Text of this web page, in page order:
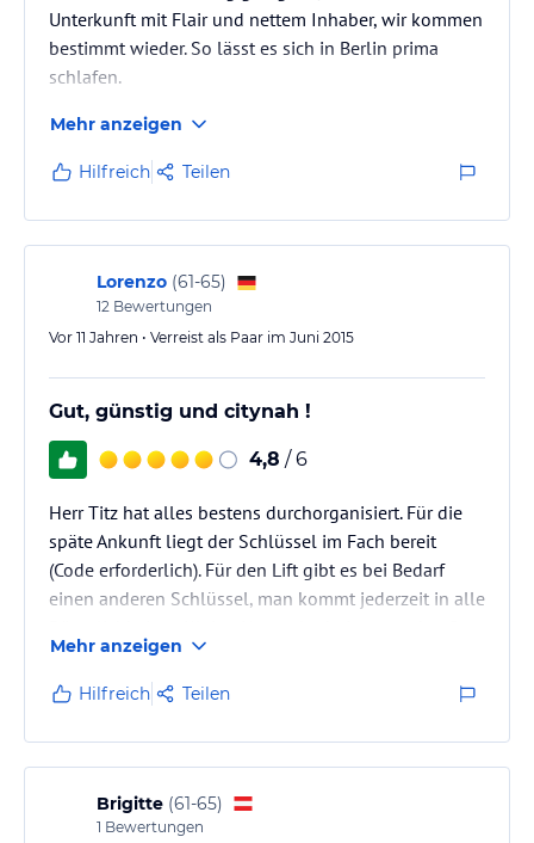
Unterkunft mit Flair und nettem Inhaber, wir kommen
bestimmt wieder. So lässt es sich in Berlin prima
schlafen.
Mehr anzeigen
Hilfreich Teilen
Lorenzo (61-65)
12 Bewertungen
Vor 11 Jahren • Verreist als Paar im Juni 2015
Gut, günstig und citynah !
4,8 / 6
Herr Titz hat alles bestens durchorganisiert. Für die
späte Ankunft liegt der Schlüssel im Fach bereit
(Code erforderlich). Für den Lift gibt es bei Bedarf
einen anderen Schlüssel, man kommt jederzeit in alle
und verlässlich beseitigt (keine Antirutschmatte in der
schön gefliesten Dusche, am 1. Tag versperrte ein
Staubsauger samt Schlauch und Stromkabel den
Weg ins Zimmer, am 2. Tag fehlten die Badetücher). Im
Zimmer ist alles vorhanden, was man sich
wünschen…
Mehr anzeigen
Hilfreich Teilen
Brigitte (61-65)
1 Bewertungen